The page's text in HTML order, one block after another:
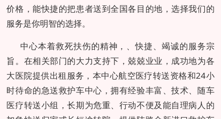
价格，能快捷的把患者送到全国各目的地，选择我们的
服务是你明智的选择。
中心本着救死扶伤的精神，、快捷、竭诚的服务宗
旨。在相关部门的大力支持下，兢兢业业，成功地为各
大医院提供出租服务，本中心航空医疗转送资格和24小
时待命的急送救护车中心，拥有经验丰富、技术、随车
医疗转送小组，长期为危重、行动不便及能自理病人的